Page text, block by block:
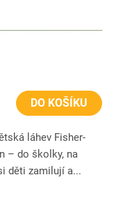
DO KOŠÍKU
láhev Fisher-
– do školky, na
děti zamilují a...